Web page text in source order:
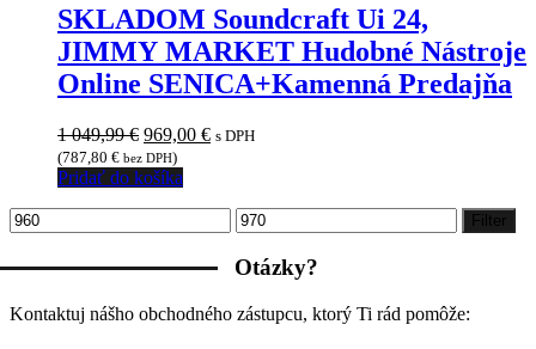
SKLADOM Soundcraft Ui 24,
JIMMY MARKET Hudobné Nástroje
Online SENICA+Kamenná Predajňa
1 049,99€ Pôvodná
cena
bola:
969,00 €Aktuálna
s DPH
(787,80 € bez DPH)
Pridať do košíka
Minimálna
cena
Maximálna
cena
Filter
Otázky?
Kontaktuj nášho obchodného zástupcu, ktorý Ti rád pomôže: